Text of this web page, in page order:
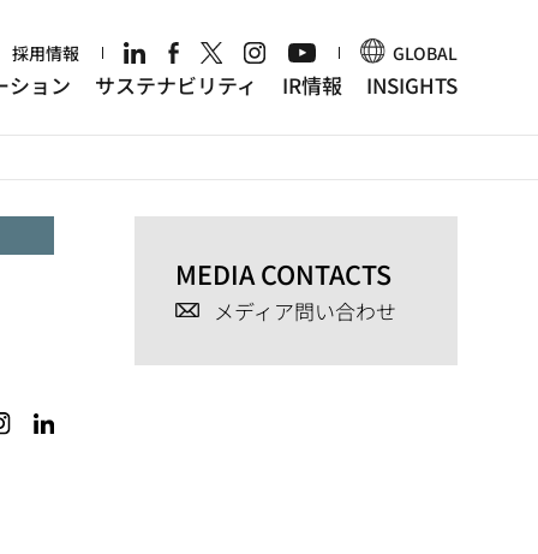
採用情報 GLOBAL
ション サステナビリティ IR情報 INSIGHTS
MEDIA CONTACTS
メディア問い合わせ